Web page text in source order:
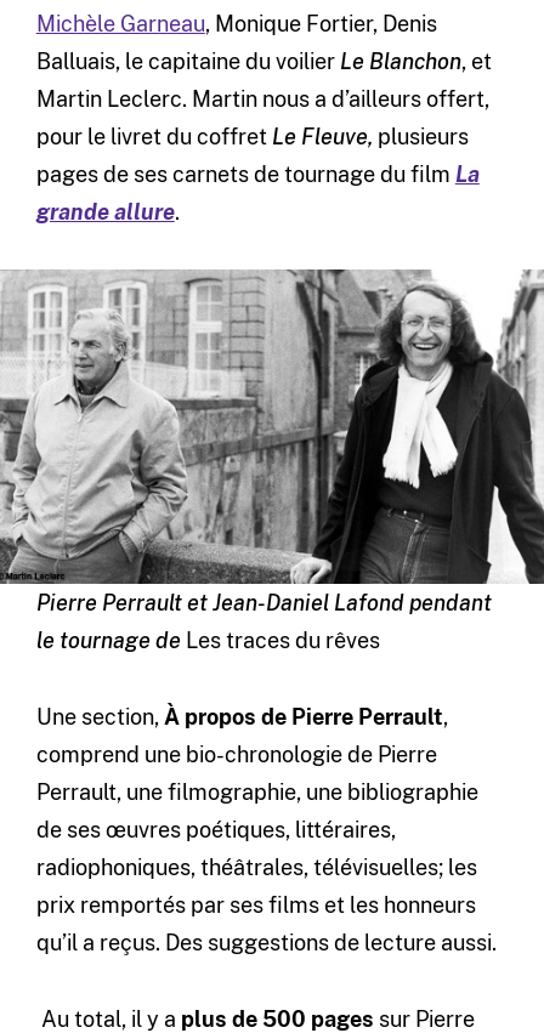
Michèle Garneau, Monique Fortier, Denis
Balluais, le capitaine du voilier Le Blanchon, et
Martin Leclerc. Martin nous a d’ailleurs offert,
pour le livret du coffret Le Fleuve, plusieurs
pages de ses carnets de tournage du film La
grande allure.
Pierre Perrault et Jean-Daniel Lafond pendant
le tournage de Les traces du rêves
Une section, À propos de Pierre Perrault,
comprend une bio-chronologie de Pierre
Perrault, une filmographie, une bibliographie
de ses œuvres poétiques, littéraires,
radiophoniques, théâtrales, télévisuelles; les
prix remportés par ses films et les honneurs
qu’il a reçus. Des suggestions de lecture aussi.
Au total, il y a plus de 500 pages sur Pierre